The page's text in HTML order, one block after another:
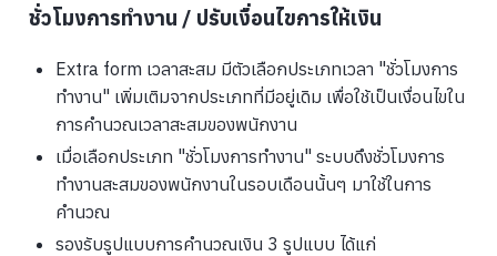
ชั่วโมงการทำงาน / ปรับเงื่อนไขการให้เงิน
Extra form เวลาสะสม มีตัวเลือกประเภทเวลา "ชั่วโมงการ
ทำงาน" เพิ่มเติมจากประเภทที่มีอยู่เดิม เพื่อใช้เป็นเงื่อนไขใน
การคำนวณเวลาสะสมของพนักงาน
เมื่อเลือกประเภท "ชั่วโมงการทำงาน" ระบบดึงชั่วโมงการ
ทำงานสะสมของพนักงานในรอบเดือนนั้นๆ มาใช้ในการ
คำนวณ
รองรับรูปแบบการคำนวณเงิน 3 รูปแบบ ได้แก่